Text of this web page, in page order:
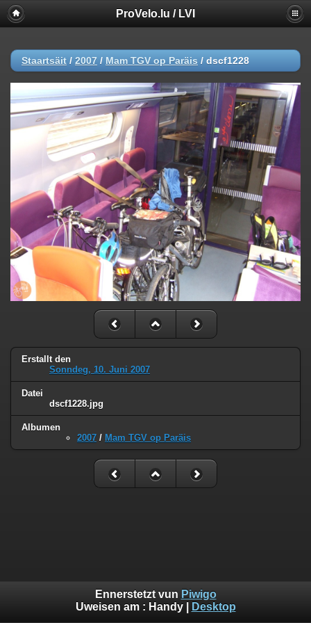
ProVelo.lu / LVI
Staartsäit / 2007 / Mam TGV op Paräis / dscf1228
Erstallt den
Sonndeg, 10. Juni 2007
Datei
dscf1228.jpg
Albumen
2007 / Mam TGV op Paräis
Ennerstetzt vun Piwigo
Uweisen am : Handy| Desktop